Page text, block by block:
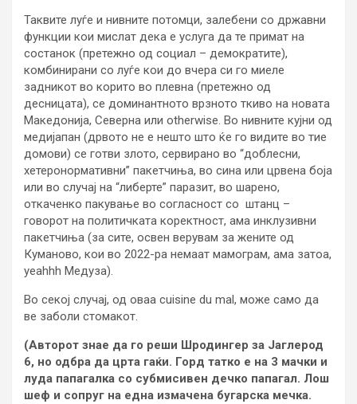
Таквите луѓе и нивните потомци, залебени со државни
функции кои мислат дека е услуга да те примат на
состанок (претежно од социал – демократите),
комбинирани со луѓе кои до вчера си го миеле
задникот во корито во плевна (претежно од
десницата), се доминантното врзното ткиво на новата
Македонија, Северна или otherwise. Во нивните кујни од
медијапан (дрвото не е нешто што ќе го видите во тие
домови) се готви злото, сервирано во “доблесни,
хетеронормативни” пакетчиња, во сина или црвена боја
или во случај на “либерте” паразит, во шарено,
откаченко пакување во согласност со штанц –
говорот на политичката коректност, ама инклузивни
пакетчиња (за сите, освен верувам за жените од
Куманово, кои во 2022-ра немаат мамограм, ама затоа,
yeahhh Медуза).
Во секој случај, од оваа cuisine du mal, може само да
ве заболи стомакот.
(Авторот знае да го реши Шродингер за Јаглерод
6, но одбра да црта гаќи. Горд татко е на 3 мачки и
луда папагалка со субмисивен дечко папагал. Лош
шеф и сопруг на една измачена бугарска мечка.